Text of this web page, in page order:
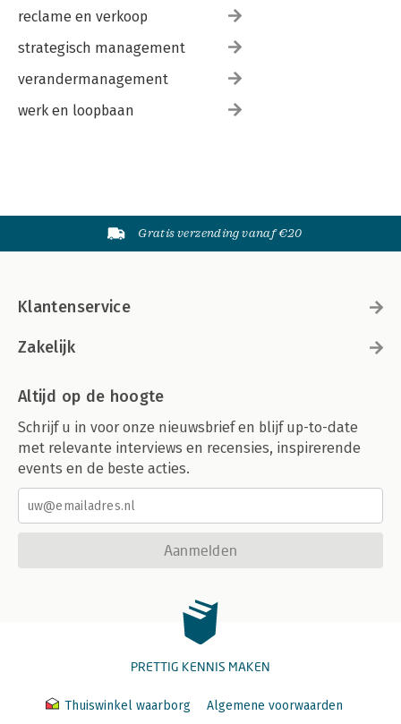
reclame en verkoop
strategisch management
verandermanagement
werk en loopbaan
Gratis verzending vanaf €20
Klantenservice
Zakelijk
Altijd op de hoogte
Schrijf u in voor onze nieuwsbrief en blijf up-to-date
met relevante interviews en recensies, inspirerende
events en de beste acties.
Aanmelden
PRETTIG KENNIS MAKEN
Thuiswinkel waarborg
Algemene voorwaarden